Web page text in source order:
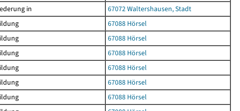
in
67072 Waltershausen, Stadt
67088 Hörsel
67088 Hörsel
67088 Hörsel
67088 Hörsel
67088 Hörsel
67088 Hörsel